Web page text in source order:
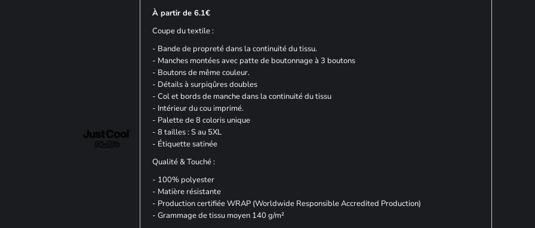
À partir de 6.1€
Coupe du textile :
- Bande de propreté dans la continuité du tissu.
- Manches montées avec patte de boutonnage à 3 boutons
- Boutons de même couleur.
- Détails à surpiqûres doubles
- Col et bords de manche dans la continuité du tissu
- Intérieur du cou imprimé.
- Palette de 8 coloris unique
- 8 tailles : S au 5XL
- Étiquette satinée
Qualité & Touché :
- 100% polyester
- Matière résistante
- Production certifiée WRAP (Worldwide Responsible Accredited Production)
- Grammage de tissu moyen 140 g/m²